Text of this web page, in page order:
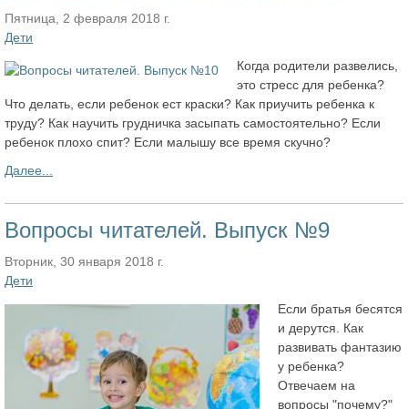
Пятница, 2 февраля 2018 г.
Дети
Когда родители развелись,
это стресс для ребенка?
Что делать, если ребенок ест краски? Как приучить ребенка к
труду? Как научить грудничка засыпать самостоятельно? Если
ребенок плохо спит? Если малышу все время скучно?
Далее...
Вопросы читателей. Выпуск №9
Вторник, 30 января 2018 г.
Дети
Если братья бесятся
и дерутся. Как
развивать фантазию
у ребенка?
Отвечаем на
вопросы "почему?"